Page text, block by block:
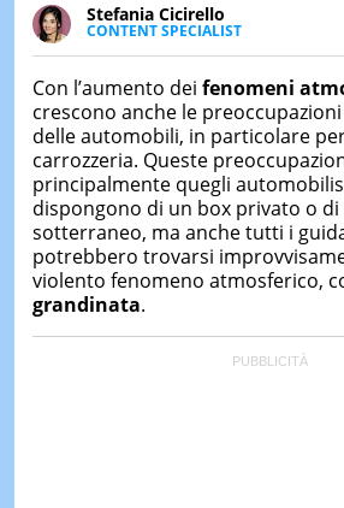
Stefania Cicirello
CONTENT SPECIALIST
Content writer, video editor e
conseguito un Master in Digital
Marketing. Scrive articoli in
contenuti per social media, con
Società, Moda e Bellezza.
Con l’aumento dei fenomeni
crescono anche le
delle automobili, in particolare
carrozzeria. Queste
principalmente quegli
dispongono di un box privato o
sotterraneo, ma anche tutti i
potrebbero trovarsi
violento fenomeno atmosferico,
grandinata.